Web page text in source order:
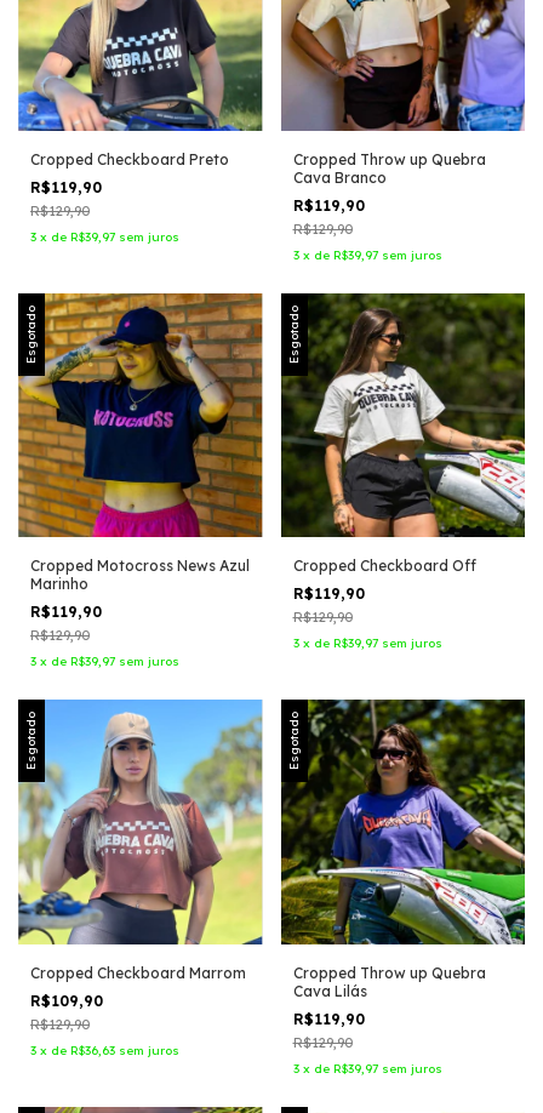
Cropped Checkboard Preto
R$119,90
R$129,90
3 x de R$39,97 sem juros
Cropped Throw up Quebra
Cava Branco
R$119,90
R$129,90
3 x de R$39,97 sem juros
Esgotado
Cropped Motocross News Azul
Marinho
R$119,90
R$129,90
3 x de R$39,97 sem juros
Esgotado
Cropped Checkboard Off
R$119,90
R$129,90
3 x de R$39,97 sem juros
Esgotado
Cropped Checkboard Marrom
R$109,90
R$129,90
3 x de R$36,63 sem juros
Esgotado
Cropped Throw up Quebra
Cava Lilás
R$119,90
R$129,90
3 x de R$39,97 sem juros